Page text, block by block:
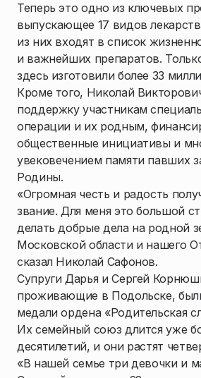
Теперь это одно из ключевых
выпускающее 17 видов
из них входят в список
и важнейших препаратов.
здесь изготовили более 33
Кроме того, Николай
поддержку участникам
операции и их родным,
общественные инициативы и
увековечением памяти павших
Родины.
«Огромная честь и радость
звание. Для меня это большой
делать добрые дела на родной
Московской области и нашего
сказал Николай Сафонов.
Супруги Дарья и Сергей
проживающие в Подольске,
медали ордена «Родительская
Их семейный союз длится уже
десятилетий, и они растят
«В нашей семье три девочки и